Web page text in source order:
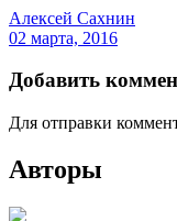
Алексей Сахнин
02 марта, 2016
Добавить
Для отправки
Авторы